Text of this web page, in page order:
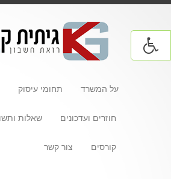
על המשרד תחומי עיסוק
חוזרים ועדכונים שאלות
קורסים צור קשר